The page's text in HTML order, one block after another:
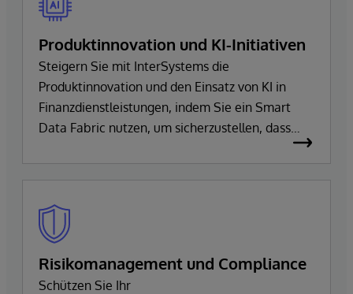
Produktinnovation und KI-Initiativen
Steigern Sie mit InterSystems die
Produktinnovation und den Einsatz von KI in
Finanzdienstleistungen, indem Sie ein Smart
Data Fabric nutzen, um sicherzustellen, dass
Risikomanagement und Compliance
Schützen Sie Ihr